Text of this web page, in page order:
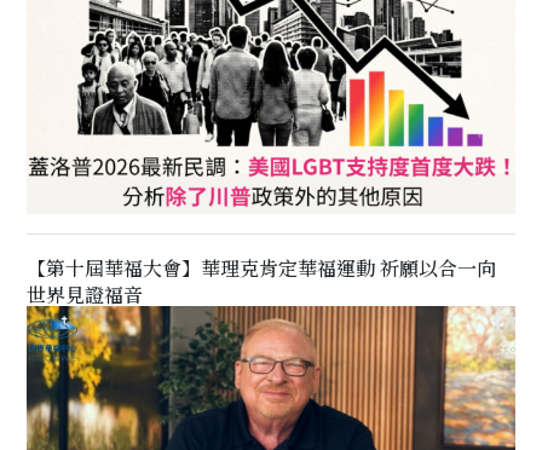
【第十屆華福大會】華理克肯定華福運動 祈願以合一向
世界見證福音